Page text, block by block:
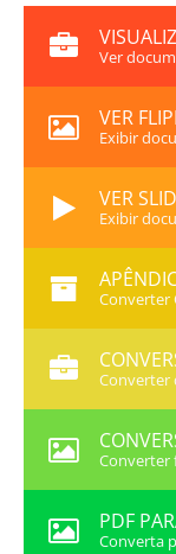
Ver
VER
Exibir
VER
Exibir
Converter
Converter
Converter
PDF
Converta